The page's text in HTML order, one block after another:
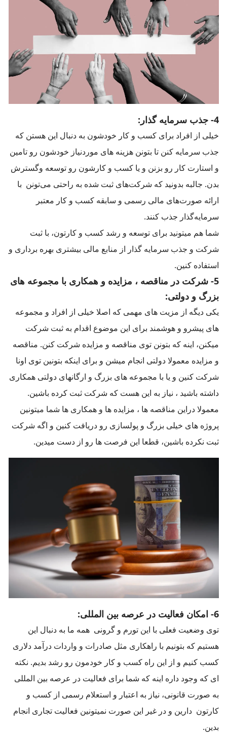
4- جذب سرمایه گذار:
خیلی از افراد برای کسب و کار خودشون به دنبال این هستن که
جذب سرمایه کنن تا بتونن هزینه های موردنیاز خودشون رو تامین
و استارت کار رو بزنن و یا کسب و کارشون رو توسعه وگسترش
بدن. جالبه بدونید که شرکت‌های ثبت شده به راحتی می‌تونن با
ارائه صورت‌های مالی رسمی و سابقه کسب و کار معتبر
سرمایه‌گذار جذب کنند.
شما هم میتونید برای توسعه و رشد کسب و کارتون، با ثبت
شرکت و جذب سرمایه گذار از منابع مالی بیشتری بهره ‌برداری و
استفاده کنین.
5- شرکت در مناقصه ، مزایده و همکاری با مجموعه های
بزرگ و دولتی:
یکی دیگه از مزیت های مهمی که اصلا خیلی از افراد و مجموعه
های پیشرو و هوشمند برای این موضوع اقدام به ثبت شرکت
میکنن، اینه که بتونن توی مناقصه و مزایده شرکت کنن. مناقصه
و مزایده معمولا دولتی انجام میشن و برای اینکه بتونین توی اونا
شرکت کنین و یا با مجموعه های بزرگ و ارگانهای دولتی همکاری
داشته باشید ، نیاز به این هست که شرکت ثبت کرده باشین.
معمولا دراین مناقصه ها ، مزایده ها و همکاری ها شما میتونین
پروژه های خیلی بزرگ و پولسازی رو دریافت کنین و اگه شرکت
ثبت نکرده باشین، قطعا این فرصت ها رو از دست میدین.
6- امکان فعالیت در عرصه بین المللی:
توی وضعیت فعلی با این تورم و گرونی همه ما به دنبال این
هستیم که بتونیم با راهکاری مثل صادرات و واردات درآمد دلاری
کسب کنیم و از این راه کسب و کار خودمون رو رشد بدیم. نکته
ای که وجود داره اینه که شما برای فعالیت در عرصه بین المللی
به صورت قانونی، نیاز به اعتبار و استعلام رسمی از کسب و
کارتون دارین و در غیر این صورت نمیتونین فعالیت تجاری انجام
بدین.